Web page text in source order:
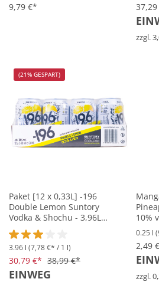
9,79 €*
zzgl.
(21% GESPART)
Paket [12 x 0,33L] -196
Double Lemon Suntory
Vodka & Shochu - 3,96L
10% vol
Durchschnittliche Bewertung von 3
3.96 l (7,78 €* / 1 l)
30,79 €* 38,99 €*
EINWEG
10%
0.25 l
2,49
zzgl.